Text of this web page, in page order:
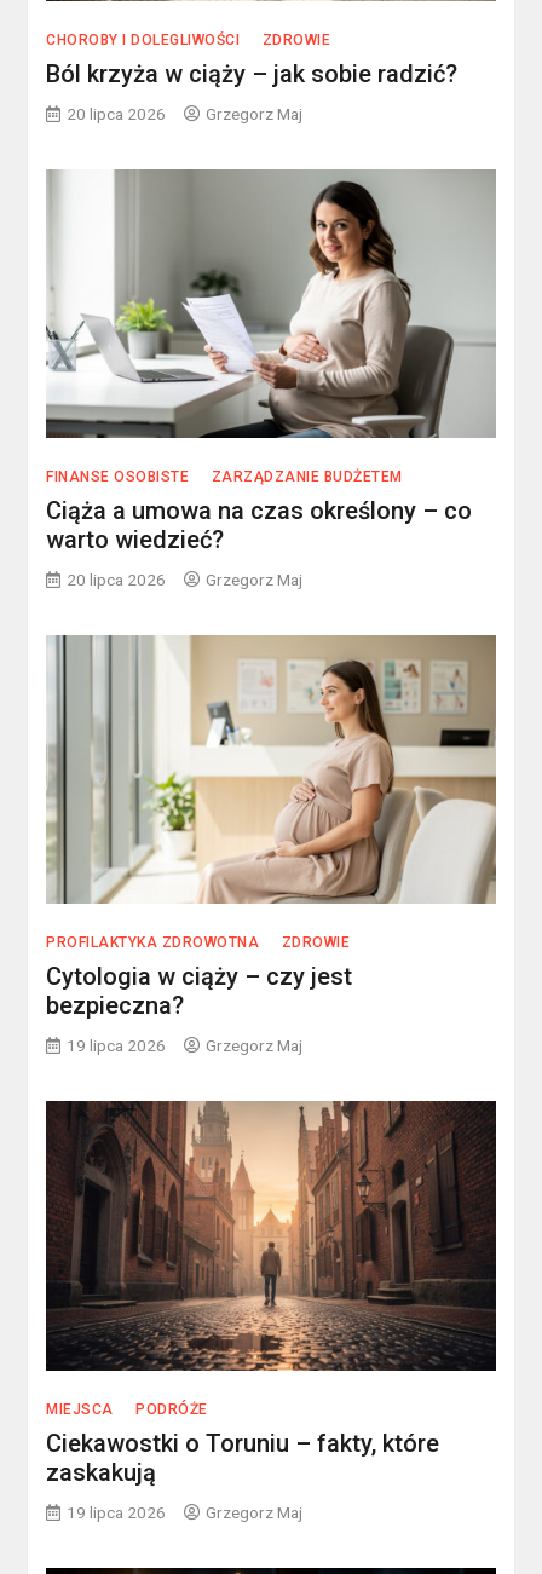
CHOROBY I DOLEGLIWOŚCI ZDROWIE
Ból krzyża w ciąży – jak sobie radzić?
20 lipca 2026 Grzegorz Maj
FINANSE OSOBISTE ZARZĄDZANIE BUDŻETEM
Ciąża a umowa na czas określony – co
warto wiedzieć?
20 lipca 2026 Grzegorz Maj
PROFILAKTYKA ZDROWOTNA ZDROWIE
Cytologia w ciąży – czy jest
bezpieczna?
19 lipca 2026 Grzegorz Maj
MIEJSCA PODRÓŻE
Ciekawostki o Toruniu – fakty, które
zaskakują
19 lipca 2026 Grzegorz Maj